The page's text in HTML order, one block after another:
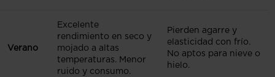
Verano
Excelente
rendimiento en seco y
mojado a altas
temperaturas. Menor
ruido y consumo.
Pierden agarre y
elasticidad con frío.
No aptos para nieve o
hielo.